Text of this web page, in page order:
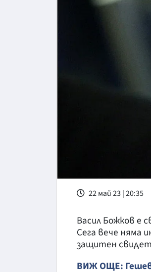
22 май 23 | 20:35
Васил Божков е
Сега вече няма
защитен
ВИЖ ОЩЕ: Гешев